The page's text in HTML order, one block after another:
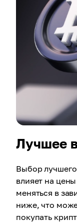
Лучшее
Выбор
влияет на
меняться в
ниже, что
покупать